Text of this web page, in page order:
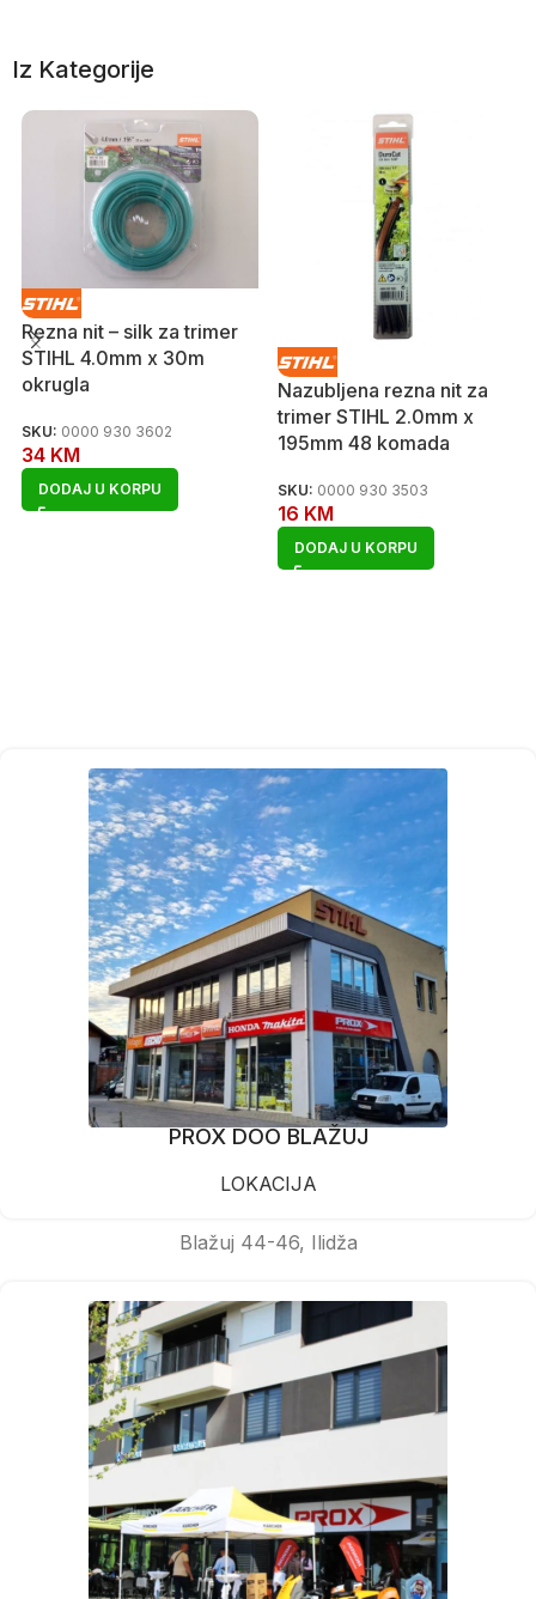
Iz Kategorije
Rezna nit – silk za trimer
STIHL 4.0mm x 30m
okrugla
SKU: 0000 930 3602
34 KM
DODAJ U KORPU
Nazubljena rezna nit za
trimer STIHL 2.0mm x
195mm 48 komada
SKU: 0000 930 3503
16 KM
DODAJ U KORPU
PROX DOO BLAŽUJ
LOKACIJA
Blažuj 44-46, Ilidža